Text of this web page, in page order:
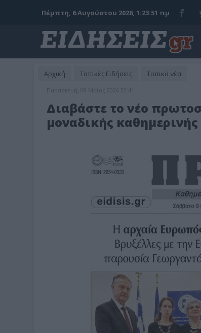
Πέμπτη, 6 Αυγούστου 2026, 1:23:52 πμ
Αρχική Τοπικές Ειδήσεις Τοπικά νέα
Παρασκευή, 08 Μαϊος 2026 22:41
Διαβάστε το νέο
μοναδικής